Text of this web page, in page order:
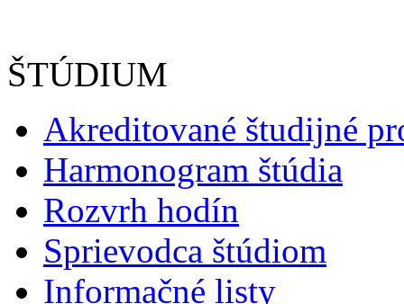
ŠTÚDIUM
Akreditované študijné
Harmonogram štúdia
Rozvrh hodín
Sprievodca štúdiom
Informačné listy